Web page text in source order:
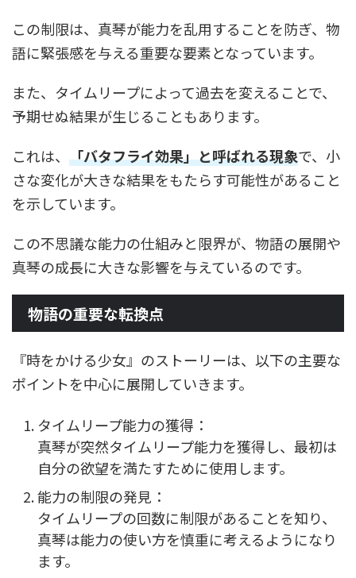
この制限は、真琴が能力を乱用することを防ぎ、物
語に緊張感を与える重要な要素となっています。
また、タイムリープによって過去を変えることで、
予期せぬ結果が生じることもあります。
これは、 「バタフライ効果」と呼ばれる現象で、小
さな変化が大きな結果をもたらす可能性があること
を示しています。
この不思議な能力の仕組みと限界が、物語の展開や
真琴の成長に大きな影響を与えているのです。
物語の重要な転換点
『時をかける少女』のストーリーは、以下の主要な
ポイントを中心に展開していきます。
タイムリープ能力の獲得：
真琴が突然タイムリープ能力を獲得し、最初は
自分の欲望を満たすために使用します。
能力の制限の発見：
タイムリープの回数に制限があることを知り、
真琴は能力の使い方を慎重に考えるようになり
ます。